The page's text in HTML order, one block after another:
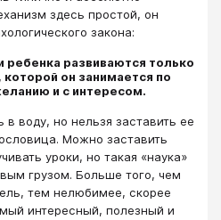
здесь простой, он
закона:
ребенка развиваются только
которой он занимается по
и с интересом.
воду, но нельзя заставить ее
Можно заставить
уроки, но такая «наука»
грузом. Больше того, чем
тем нелюбимее, скорее
интересный, полезный и